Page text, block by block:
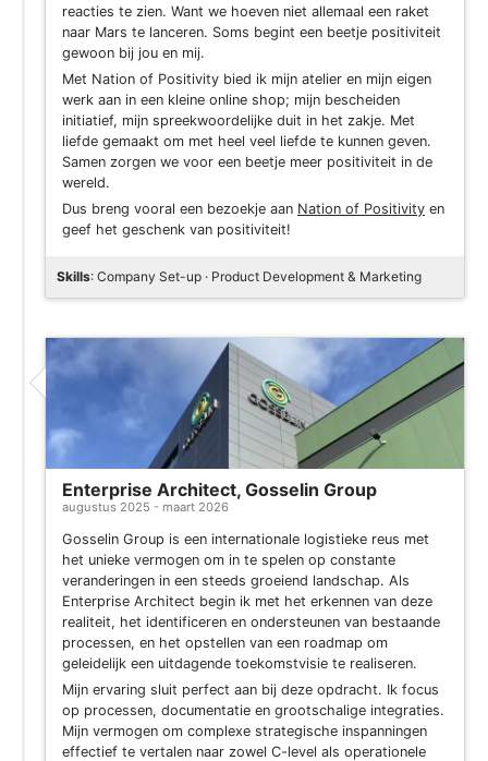
reacties te zien. Want we hoeven niet allemaal een raket
naar Mars te lanceren. Soms begint een beetje positiviteit
gewoon bij jou en mij.
Met Nation of Positivity bied ik mijn atelier en mijn eigen
werk aan in een kleine online shop; mijn bescheiden
initiatief, mijn spreekwoordelijke duit in het zakje. Met
liefde gemaakt om met heel veel liefde te kunnen geven.
Samen zorgen we voor een beetje meer positiviteit in de
wereld.
Dus breng vooral een bezoekje aan Nation of Positivity en
geef het geschenk van positiviteit!
Skills: Company Set-up · Product Development & Marketing
Enterprise Architect, Gosselin Group
augustus 2025 - maart 2026
Gosselin Group is een internationale logistieke reus met
het unieke vermogen om in te spelen op constante
veranderingen in een steeds groeiend landschap. Als
Enterprise Architect begin ik met het erkennen van deze
realiteit, het identificeren en ondersteunen van bestaande
processen, en het opstellen van een roadmap om
geleidelijk een uitdagende toekomstvisie te realiseren.
Mijn ervaring sluit perfect aan bij deze opdracht. Ik focus
op processen, documentatie en grootschalige integraties.
Mijn vermogen om complexe strategische inspanningen
effectief te vertalen naar zowel C-level als operationele